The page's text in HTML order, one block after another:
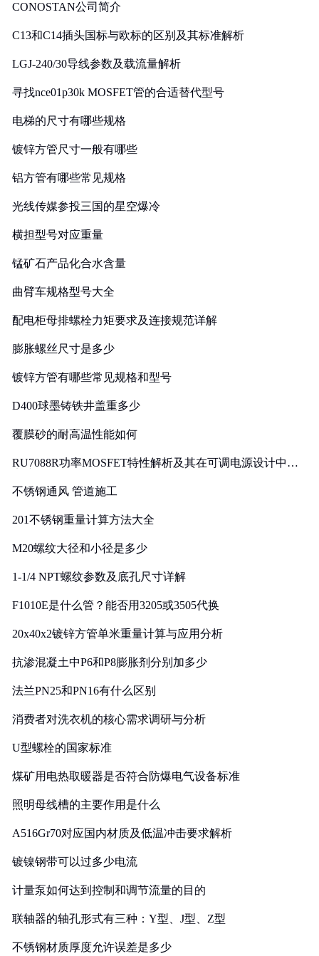
CONOSTAN公司简介
C13和C14插头国标与欧标的区别及其标准解析
LGJ-240/30导线参数及载流量解析
寻找nce01p30k MOSFET管的合适替代型号
电梯的尺寸有哪些规格
镀锌方管尺寸一般有哪些
铝方管有哪些常见规格
光线传媒参投三国的星空爆冷
横担型号对应重量
锰矿石产品化合水含量
曲臂车规格型号大全
配电柜母排螺栓力矩要求及连接规范详解
膨胀螺丝尺寸是多少
镀锌方管有哪些常见规格和型号
D400球墨铸铁井盖重多少
覆膜砂的耐高温性能如何
RU7088R功率MOSFET特性解析及其在可调电源设计中的
不锈钢通风 管道施工
201不锈钢重量计算方法大全
M20螺纹大径和小径是多少
1-1/4 NPT螺纹参数及底孔尺寸详解
F1010E是什么管？能否用3205或3505代换
20x40x2镀锌方管单米重量计算与应用分析
抗渗混凝土中P6和P8膨胀剂分别加多少
法兰PN25和PN16有什么区别
消费者对洗衣机的核心需求调研与分析
U型螺栓的国家标准
煤矿用电热取暖器是否符合防爆电气设备标准
照明母线槽的主要作用是什么
A516Gr70对应国内材质及低温冲击要求解析
镀镍钢带可以过多少电流
计量泵如何达到控制和调节流量的目的
联轴器的轴孔形式有三种：Y型、J型、Z型
不锈钢材质厚度允许误差是多少